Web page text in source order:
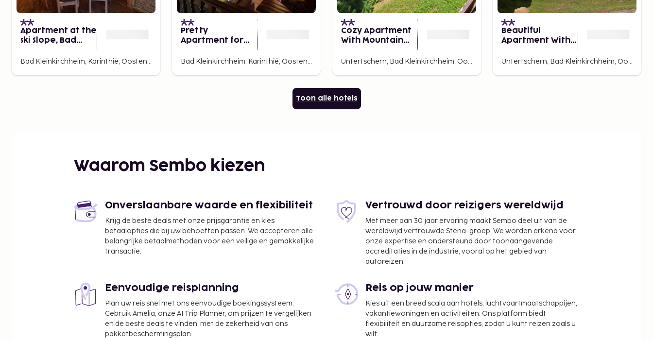
Apartment at the
ski Slope, Bad
Bad Kleinkirchheim, Karinthië, Oostenrijk
Pretty
Apartment for
Bad Kleinkirchheim, Karinthië, Oostenrijk
Cozy Apartment
With Mountain
Untertschern, Bad Kleinkirchheim, Oostenrijk
Beautiful
Apartment With
Untertschern, Bad Kleinkirchheim, Oostenrijk
Toon alle hotels
Waarom Sembo kiezen
Onverslaanbare waarde en flexibiliteit
Krijg de beste deals met onze prijsgarantie en kies
betaalopties die bij uw behoeften passen. We accepteren alle
belangrijke betaalmethoden voor een veilige en gemakkelijke
transactie.
Vertrouwd door reizigers wereldwijd
Met meer dan 30 jaar ervaring maakt Sembo deel uit van de
wereldwijd vertrouwde Stena-groep. We worden erkend voor
onze expertise en ondersteund door toonaangevende
accreditaties in de industrie, vooral op het gebied van
autoreizen.
Eenvoudige reisplanning
Plan uw reis snel met ons eenvoudige boekingssysteem.
Gebruik Amelia, onze AI Trip Planner, om prijzen te vergelijken
en de beste deals te vinden, met de zekerheid van ons
pakketbeschermingsplan.
Reis op jouw manier
Kies uit een breed scala aan hotels, luchtvaartmaatschappijen,
vakantiewoningen en activiteiten. Ons platform biedt
flexibiliteit en duurzame reisopties, zodat u kunt reizen zoals u
wilt.